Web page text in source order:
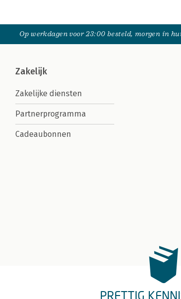
Op werkdagen voor 23:00 besteld, morgen in
Zakelijk
Zakelijke diensten
Partnerprogramma
Cadeaubonnen
PRETTIG